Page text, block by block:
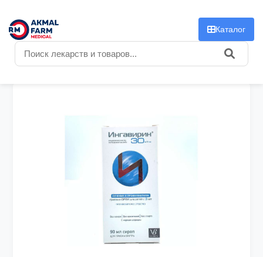
Каталог